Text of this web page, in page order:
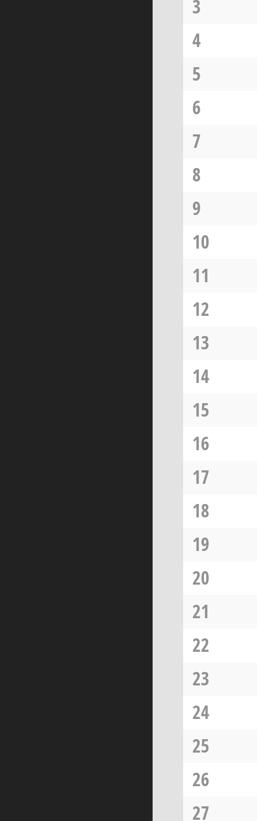
3
4
5
6
7
8
9
10
11
12
13
14
15
16
17
18
19
20
21
22
23
24
25
26
27